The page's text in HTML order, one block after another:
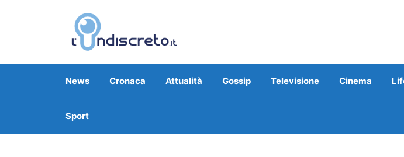
News Cronaca Attualità Gossip Televisione Cinema
Sport